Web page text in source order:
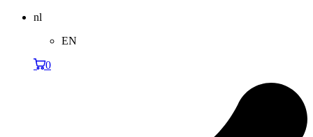
nl
EN
0